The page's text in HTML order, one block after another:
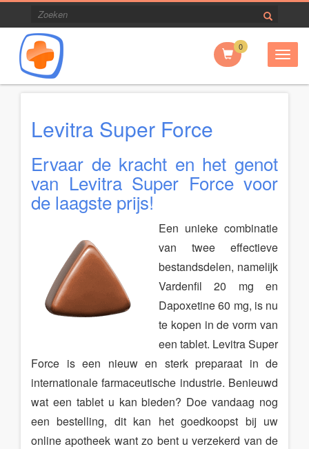
0
Levitra Super Force
Ervaar de kracht en het genot
van Levitra Super Force voor
de laagste prijs!
Een unieke combinatie
van twee effectieve
bestandsdelen, namelijk
Vardenfil 20 mg en
Dapoxetine 60 mg, is nu
te kopen in de vorm van
een tablet. Levitra Super
Force is een nieuw en sterk preparaat in de
internationale farmaceutische industrie. Benieuwd
wat een tablet u kan bieden? Doe vandaag nog
een bestelling, dit kan het goedkoopst bij uw
online apotheek want zo bent u verzekerd van de